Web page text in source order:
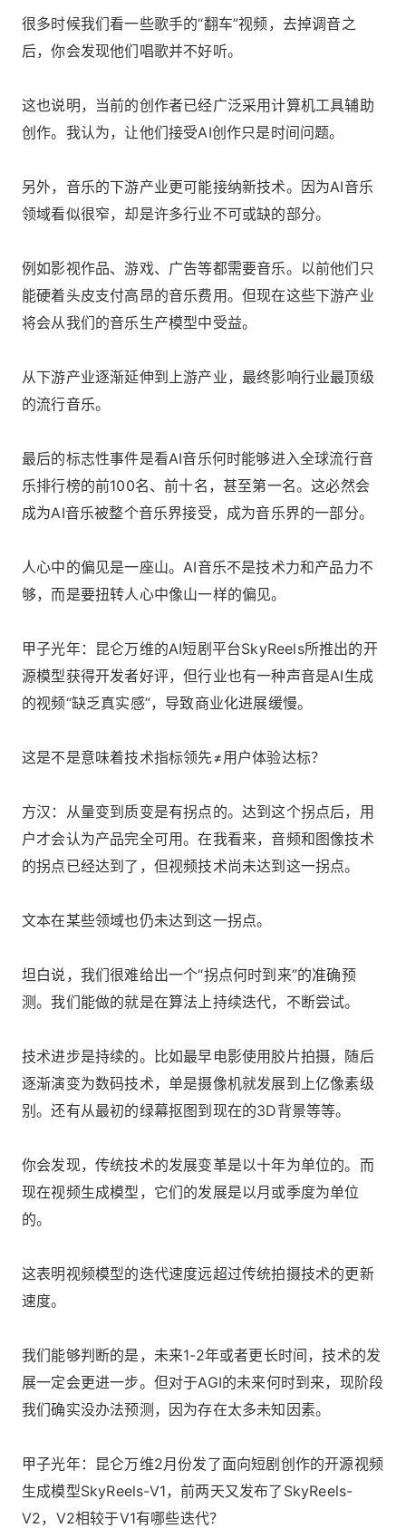
很多时候我们看一些歌手的“翻车”视频，去掉调音之
后，你会发现他们唱歌并不好听。
这也说明，当前的创作者已经广泛采用计算机工具辅助
创作。我认为，让他们接受AI创作只是时间问题。
另外，音乐的下游产业更可能接纳新技术。因为AI音乐
领域看似很窄，却是许多行业不可或缺的部分。
例如影视作品、游戏、广告等都需要音乐。以前他们只
能硬着头皮支付高昂的音乐费用。但现在这些下游产业
将会从我们的音乐生产模型中受益。
从下游产业逐渐延伸到上游产业，最终影响行业最顶级
的流行音乐。
最后的标志性事件是看AI音乐何时能够进入全球流行音
乐排行榜的前100名、前十名，甚至第一名。这必然会
成为AI音乐被整个音乐界接受，成为音乐界的一部分。
人心中的偏见是一座山。AI音乐不是技术力和产品力不
够，而是要扭转人心中像山一样的偏见。
甲子光年：昆仑万维的AI短剧平台SkyReels所推出的开
源模型获得开发者好评，但行业也有一种声音是AI生成
的视频“缺乏真实感”，导致商业化进展缓慢。
这是不是意味着技术指标领先≠用户体验达标？
方汉：从量变到质变是有拐点的。达到这个拐点后，用
户才会认为产品完全可用。在我看来，音频和图像技术
的拐点已经达到了，但视频技术尚未达到这一拐点。
文本在某些领域也仍未达到这一拐点。
坦白说，我们很难给出一个“拐点何时到来”的准确预
测。我们能做的就是在算法上持续迭代，不断尝试。
技术进步是持续的。比如最早电影使用胶片拍摄，随后
逐渐演变为数码技术，单是摄像机就发展到上亿像素级
别。还有从最初的绿幕抠图到现在的3D背景等等。
你会发现，传统技术的发展变革是以十年为单位的。而
现在视频生成模型，它们的发展是以月或季度为单位
的。
这表明视频模型的迭代速度远超过传统拍摄技术的更新
速度。
我们能够判断的是，未来1-2年或者更长时间，技术的发
展一定会更进一步。但对于AGI的未来何时到来，现阶段
我们确实没办法预测，因为存在太多未知因素。
甲子光年：昆仑万维2月份发了面向短剧创作的开源视频
生成模型SkyReels-V1，前两天又发布了SkyReels-
V2，V2相较于V1有哪些迭代？